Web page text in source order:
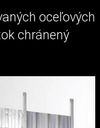
oceľových
chránený